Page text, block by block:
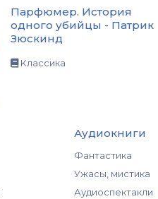
Парфюмер. История
одного убийцы - Патрик
Зюскинд
Классика
Аудиокниги
Фантастика
Ужасы, мистика
Аудиоспектакли